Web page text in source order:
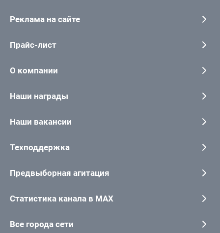
Реклама на сайте
Прайс-лист
О компании
Наши награды
Наши вакансии
Техподдержка
Предвыборная агитация
Статистика канала в MAX
Все города сети